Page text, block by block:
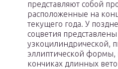
представляют собой
расположенные на
текущего года. У
соцветия
узкоцилиндрической,
эллиптической формы,
кончиках длинных